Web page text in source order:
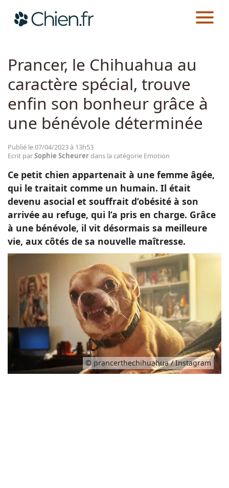
Races
Guides
CHIEN.FR ACTUALITÉS
Prancer, le Chihuahua au
caractère spécial, trouve
enfin son bonheur grâce à
une bénévole déterminée
Publié le 07/04/2023 à 13h53
Ecrit parSophie Scheurerdans la catégorie Emotion
Ce petit chien appartenait à une femme âgée,
qui le traitait comme un humain. Il était
devenu asocial et souffrait d’obésité à son
arrivée au refuge, qui l’a pris en charge. Grâce
à une bénévole, il vit désormais sa meilleure
vie, aux côtés de sa nouvelle maîtresse.
© prancerthechihuahua / Instagram